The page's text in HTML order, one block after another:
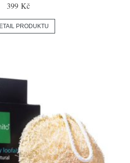
399 Kč
PRODUKTU